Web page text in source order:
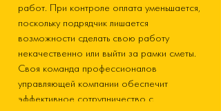
работ. При контроле оплата уменьшается,
поскольку подрядчик лишается
возможности сделать свою работу
некачественно или выйти за рамки сметы.
Своя команда профессионалов
управляющей компании обеспечит
эффективное сотрудничество с